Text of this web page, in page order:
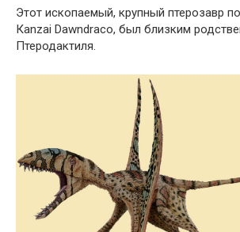
Этот ископаемый, крупный птерозавр
Кanzai Dawndraco, был близким
Птеродактиля.